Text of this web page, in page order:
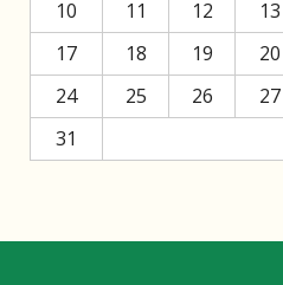
10
11 12 13
17
18 19 20
24
25 26 27
31